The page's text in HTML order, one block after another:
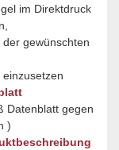
im Direktdruck
gewünschten
Datenblatt gegen
)